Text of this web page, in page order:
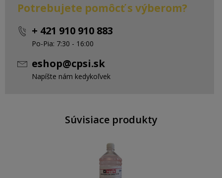
Potrebujete pomôcť s výberom?
+ 421 910 910 883
Po-Pia: 7:30 - 16:00
eshop@cpsi.sk
Napíšte nám kedykoľvek
Súvisiace produkty